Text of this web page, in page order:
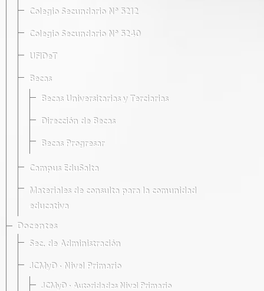
Colegio Secundario Nº 5212
Colegio Secundario Nº 5240
UFIDeT
Becas
Becas Universitarias y Terciarias
Dirección de Becas
Becas Progresar
Campus EduSalta
Materiales de consulta para la comunidad
educativa
Docentes
Sec. de Administración
JCMyD · Nivel Primario
JCMyD · Autoridades Nivel Primario